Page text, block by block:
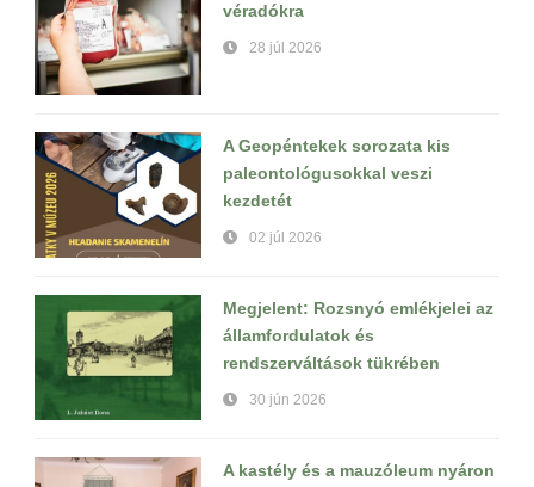
véradókra
28 júl 2026
A Geopéntekek sorozata kis
paleontológusokkal veszi
kezdetét
02 júl 2026
Megjelent: Rozsnyó emlékjelei az
államfordulatok és
rendszerváltások tükrében
30 jún 2026
A kastély és a mauzóleum nyáron